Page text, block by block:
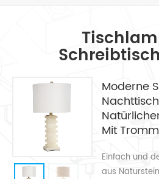
Moderne
Mit
Einfach und
aus